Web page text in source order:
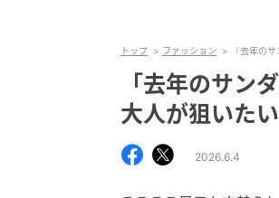
トップ ファッション 「去年の
「去年のサン
大人が狙いた
2026.6.4